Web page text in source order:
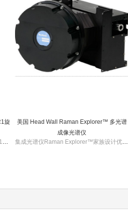
旋
德国wiggens RD4524，RD5524，RR1旋转培养装置可以调节速度的马达使得处理的过程更快捷,安全,细致，直流滤波马达可以保证更持久稳定的操作。
美国 Head Wall Raman Explorer™ 多光谱
成像光谱仪
集成光谱仪Raman Explorer™家族设计优化用于拉曼成像应用，已经配置扩展至包括完全集成的光谱仪仪器以及能够兼容一定范围的不同波长激光器激发的全新配置。这些设备采用Headwall专利的全反射光学设计，为大部分应用提供很好性能和光学有效性。